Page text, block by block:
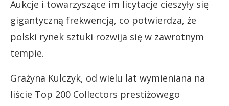
Aukcje i towarzyszące im licytacje cieszyły się
gigantyczną frekwencją, co potwierdza, że
polski rynek sztuki rozwija się w zawrotnym
tempie.
Grażyna Kulczyk, od wielu lat wymieniana na
liście Top 200 Collectors prestiżowego